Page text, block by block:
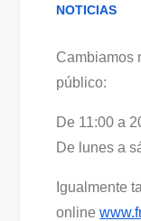
NOTICIAS
Cambiamos
público:
De 11:00 a
De lunes a
Igualmente
online